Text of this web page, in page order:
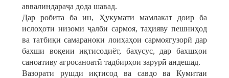
аввалиндараҷа дода шавад.
Дар робита ба ин, Ҳукумати мамлакат доир ба
ислоҳоти низоми ҷалби сармоя, таҳияву пешниҳод
ва татбиқи самараноки лоиҳаҳои сармоягузорӣ дар
бахши воқеии иқтисодиёт, бахусус, дар бахшҳои
саноативу агросаноатӣ тадбирҳои зарурӣ андешад.
Вазорати рушди иқтисод ва савдо ва Кумитаи